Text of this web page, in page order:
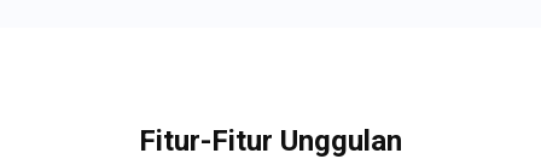
Fitur-Fitur Unggulan